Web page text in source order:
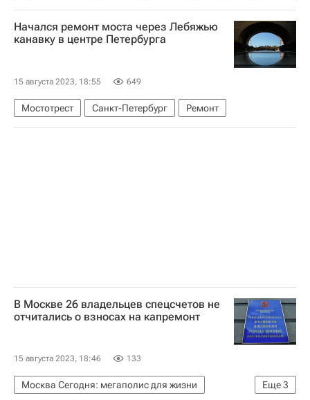
Махмуд-Али Калиматов
Владимир Путин
Строительство
Соцобъекты
Начался ремонт моста через Лебяжью
канавку в центре Петербурга
15 августа 2023, 18:55 649
Мостотрест Санкт-Петербург Ремонт
В Москве 26 владельцев спецсчетов не
отчитались о взносах на капремонт
15 августа 2023, 18:46 133
Еще3
Москва Сегодня: мегаполис для жизни